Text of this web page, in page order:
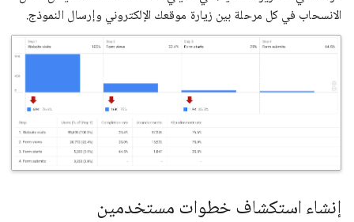
الانسحاب في كل مرحلة بين زيارة موقعك الإلكتروني وإرسال النموذج.
إنشاء استكشاف خطوات مستخدمين